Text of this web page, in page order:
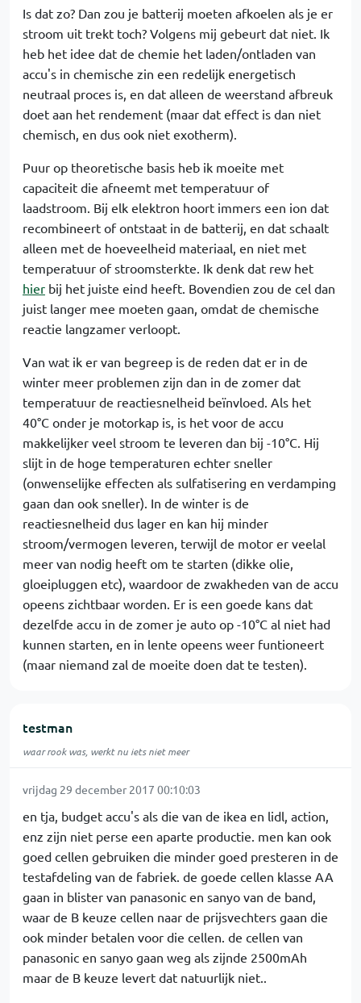
Is dat zo? Dan zou je batterij moeten afkoelen als je er
stroom uit trekt toch? Volgens mij gebeurt dat niet. Ik
heb het idee dat de chemie het laden/ontladen van
accu's in chemische zin een redelijk energetisch
neutraal proces is, en dat alleen de weerstand afbreuk
doet aan het rendement (maar dat effect is dan niet
chemisch, en dus ook niet exotherm).
Puur op theoretische basis heb ik moeite met
capaciteit die afneemt met temperatuur of
laadstroom. Bij elk elektron hoort immers een ion dat
recombineert of ontstaat in de batterij, en dat schaalt
alleen met de hoeveelheid materiaal, en niet met
temperatuur of stroomsterkte. Ik denk dat rew het
hier bij het juiste eind heeft. Bovendien zou de cel dan
juist langer mee moeten gaan, omdat de chemische
reactie langzamer verloopt.
Van wat ik er van begreep is de reden dat er in de
winter meer problemen zijn dan in de zomer dat
temperatuur de reactiesnelheid beïnvloed. Als het
40°C onder je motorkap is, is het voor de accu
makkelijker veel stroom te leveren dan bij -10°C. Hij
slijt in de hoge temperaturen echter sneller
(onwenselijke effecten als sulfatisering en verdamping
gaan dan ook sneller). In de winter is de
reactiesnelheid dus lager en kan hij minder
stroom/vermogen leveren, terwijl de motor er veelal
meer van nodig heeft om te starten (dikke olie,
gloeipluggen etc), waardoor de zwakheden van de accu
opeens zichtbaar worden. Er is een goede kans dat
dezelfde accu in de zomer je auto op -10°C al niet had
kunnen starten, en in lente opeens weer funtioneert
(maar niemand zal de moeite doen dat te testen).
testman
waar rook was, werkt nu iets niet meer
vrijdag 29 december 2017 00:10:03
en tja, budget accu's als die van de ikea en lidl, action,
enz zijn niet perse een aparte productie. men kan ook
goed cellen gebruiken die minder goed presteren in de
testafdeling van de fabriek. de goede cellen klasse AA
gaan in blister van panasonic en sanyo van de band,
waar de B keuze cellen naar de prijsvechters gaan die
ook minder betalen voor die cellen. de cellen van
panasonic en sanyo gaan weg als zijnde 2500mAh
maar de B keuze levert dat natuurlijk niet..